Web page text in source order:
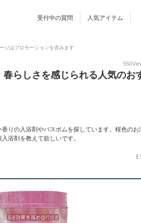
受付中の質問 人気アイテム
ジはプロモーションを含みます
550
らしさを感じられる人気のお
りの入浴剤やバスボムを探しています。桜色のお
浴剤を教えて欲しいです。